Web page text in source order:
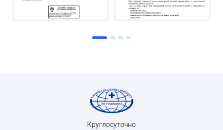
Круглосуточно